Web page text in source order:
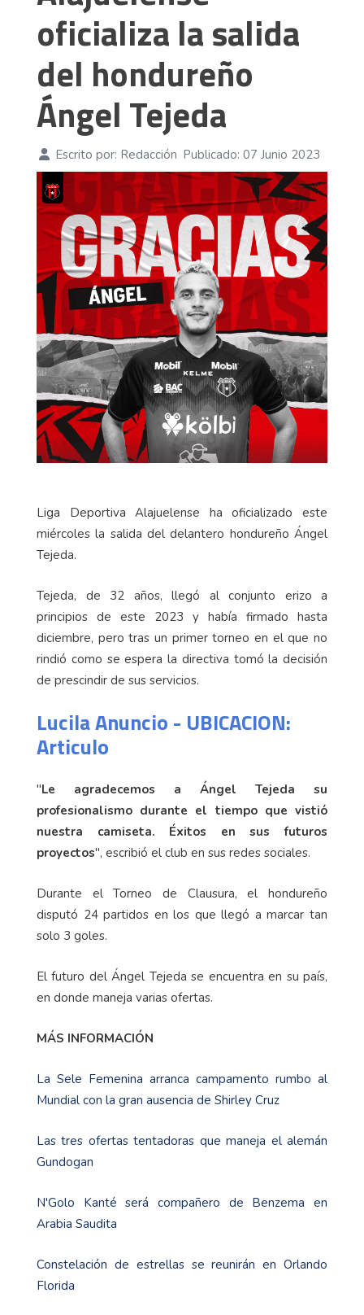
oficializa la salida
del hondureño
Ángel Tejeda
Escrito por: Redacción Publicado: 07 Junio 2023
Liga Deportiva Alajuelense ha oficializado este
miércoles la salida del delantero hondureño Ángel
Tejeda.
Tejeda, de 32 años, llegó al conjunto erizo a
principios de este 2023 y había firmado hasta
diciembre, pero tras un primer torneo en el que no
rindió como se espera la directiva tomó la decisión
de prescindir de sus servicios.
Lucila Anuncio - UBICACION:
Articulo
"Le agradecemos a Ángel Tejeda su
profesionalismo durante el tiempo que vistió
nuestra camiseta. Éxitos en sus futuros
proyectos", escribió el club en sus redes sociales.
Durante el Torneo de Clausura, el hondureño
disputó 24 partidos en los que llegó a marcar tan
solo 3 goles.
El futuro del Ángel Tejeda se encuentra en su país,
en donde maneja varias ofertas.
MÁS INFORMACIÓN
La Sele Femenina arranca campamento rumbo al
Mundial con la gran ausencia de Shirley Cruz
Las tres ofertas tentadoras que maneja el alemán
Gundogan
N'Golo Kanté será compañero de Benzema en
Arabia Saudita
Constelación de estrellas se reunirán en Orlando
Florida